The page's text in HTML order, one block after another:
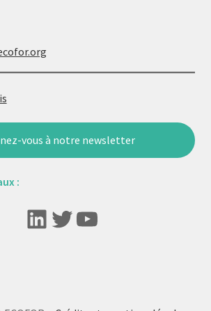
vous à notre newsletter
: